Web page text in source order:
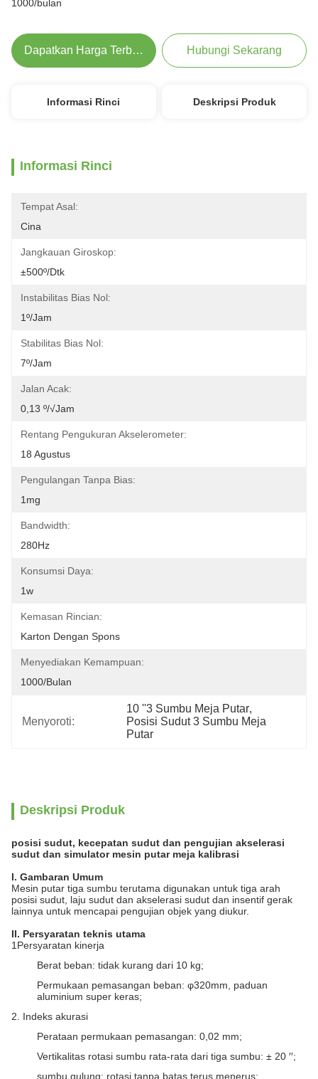
1000/bulan
Dapatkan Harga Terbaik Hubungi Sekarang
Informasi Rinci Deskripsi Produk
Informasi Rinci
Tempat Asal:
Cina
Jangkauan Giroskop:
±500º/dtk
Instabilitas Bias Nol:
1º/jam
Stabilitas Bias Nol:
7º/jam
Jalan Acak:
0,13 º/√jam
Rentang Pengukuran Akselerometer:
18 Agustus
Pengulangan Tanpa Bias:
1mg
Bandwidth:
280Hz
Konsumsi Daya:
1w
Kemasan Rincian:
Karton Dengan Spons
Menyediakan Kemampuan:
1000/bulan
Menyoroti:
10 ''3 Sumbu Meja Putar,
Posisi Sudut 3 Sumbu Meja
Putar
Deskripsi Produk
posisi sudut, kecepatan sudut dan pengujian akselerasi
sudut dan simulator mesin putar meja kalibrasi
I. Gambaran Umum
Mesin putar tiga sumbu terutama digunakan untuk tiga arah
posisi sudut, laju sudut dan akselerasi sudut dan insentif gerak
lainnya untuk mencapai pengujian objek yang diukur.
II. Persyaratan teknis utama
1Persyaratan kinerja
Berat beban: tidak kurang dari 10 kg;
Permukaan pemasangan beban: φ320mm, paduan
aluminium super keras;
2. Indeks akurasi
Perataan permukaan pemasangan: 0,02 mm;
Vertikalitas rotasi sumbu rata-rata dari tiga sumbu: ± 20 ′′;
sumbu gulung: rotasi tanpa batas terus menerus;